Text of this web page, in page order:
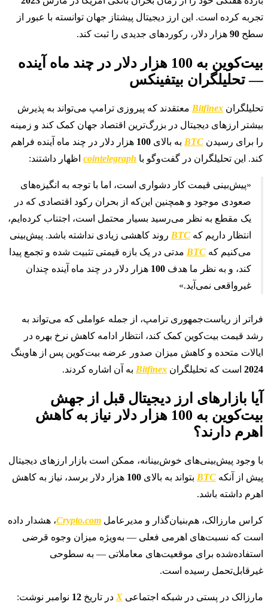
تجربه کرده است. این ارز دیجیتال پیشتاز جهان توانسته با عبور از
سطح 90 هزار دلار، رکوردهای جدیدی را ثبت کند.
بیت‌کوین به 100 هزار دلار در چند ماه آینده
— تحلیلگران بیتفینکس
تحلیلگران Bitfinex معتقدند که پیروزی ترامپ می‌تواند به پذیرش
بیشتر ارزهای دیجیتال در بزرگ‌ترین اقتصاد جهان کمک کند و زمینه
را برای رسیدن BTC به بالای 100 هزار دلار در چند ماه آینده فراهم
کند. این تحلیلگران در گفت‌وگو با cointelegraph اظهار داشتند:
«پیش‌بینی قیمت کار دشواری است، اما با توجه به انگیزه‌های
صعودی موجود و همچنین این‌که از بحران رکود اقتصادی که در
یک مقطع به نظر می‌رسید بسیار محتمل است، اجتناب کرده‌ایم،
انتظار داریم که BTC روند کاهشی زیادی نداشته باشد. پیش‌بینی
می‌کنیم که BTC مدتی در یک بازه قیمتی تثبیت شده و تجمع پیدا
کند، و به نظر ما هدف 100 هزار دلار در چند ماه آینده چندان
غیرواقعی نمی‌آید.»
فراتر از ریاست‌جمهوری ترامپ، از جمله عواملی که می‌تواند به
رشد قیمت بیت‌کوین کمک کند، انتظار ادامه کاهش نرخ بهره در
ایالات متحده و کاهش میزان صدور عرضه بیت‌کوین پس از هاوینگ
2024 است که تحلیلگران Bitfinex به آن اشاره کردند.
آیا بازارهای ارز دیجیتال قبل از جهش
بیت‌کوین به 100 هزار دلار نیاز به کاهش
اهرم دارند؟
با وجود پیش‌بینی‌های خوش‌بینانه، ممکن است بازار ارزهای دیجیتال
پیش از آنکه BTC بتواند به بالای 100 هزار دلار برسد، نیاز به کاهش
اهرم داشته باشد.
کراس مارزالک، هم‌بنیان‌گذار و مدیرعامل Crypto.com، هشدار داده
است که نسبت‌های اهرمی فعلی — به‌ویژه میزان وجوه قرضی
استفاده‌شده برای موقعیت‌های معاملاتی — به سطوحی
غیرقابل‌تحمل رسیده است.
مارزالک در پستی در شبکه اجتماعی X در تاریخ 12 نوامبر نوشت: